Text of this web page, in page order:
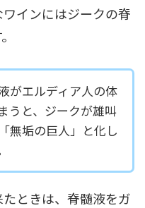
インにはジークの脊
がエルディア人の体
うと、ジークが雄叫
無垢の巨人」と化し
ときは、脊髄液をガ